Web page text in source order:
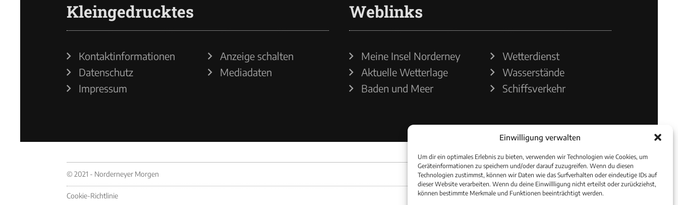
Einwilligung verwalten
Um dir ein optimales Erlebnis zu bieten, verwenden wir Technologien wie Cookies, um
Geräteinformationen zu speichern und/oder darauf zuzugreifen. Wenn du diesen
Technologien zustimmst, können wir Daten wie das Surfverhalten oder eindeutige IDs auf
dieser Website verarbeiten. Wenn du deine Einwillligung nicht erteilst oder zurückziehst,
können bestimmte Merkmale und Funktionen beeinträchtigt werden.
Kleingedrucktes
Kontaktinformationen
Datenschutz
Impressum
Anzeige schalten
Mediadaten
Weblinks
Meine Insel Norderney
Aktuelle Wetterlage
Baden und Meer
Wetterdienst
Wasserstände
Schiffsverkehr
© 2021 - Norderneyer Morgen
Cookie-Richtlinie